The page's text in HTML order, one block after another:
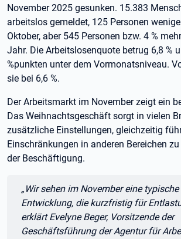
November 2025 gesunken. 15.383
arbeitslos gemeldet, 125 Personen
Oktober, aber 545 Personen bzw. 4 %
Jahr. Die Arbeitslosenquote betrug 6,8 %
%punkten unter dem Vormonatsniveau.
sie bei 6,6 %.
Der Arbeitsmarkt im November zeigt ein
Das Weihnachtsgeschäft sorgt in vielen
zusätzliche Einstellungen, gleichzeitig
Einschränkungen in anderen Bereichen
der Beschäftigung.
Zitat:
„Wir sehen im November eine
Entwicklung, die kurzfristig für
erklärt Evelyne Beger, Vorsitzende der
Geschäftsführung der Agentur für